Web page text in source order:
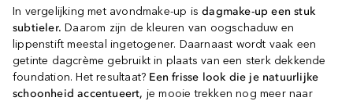
In vergelijking met avondmake-up isdagmake-up een stuk
subtieler. Daarom zijn de kleuren van oogschaduw en
lippenstift meestal ingetogener. Daarnaast wordt vaak een
getinte dagcrème gebruikt in plaats van een sterk dekkende
foundation. Het resultaat? Een frisse look die je natuurlijke
schoonheid accentueert, je mooie trekken nog meer naar